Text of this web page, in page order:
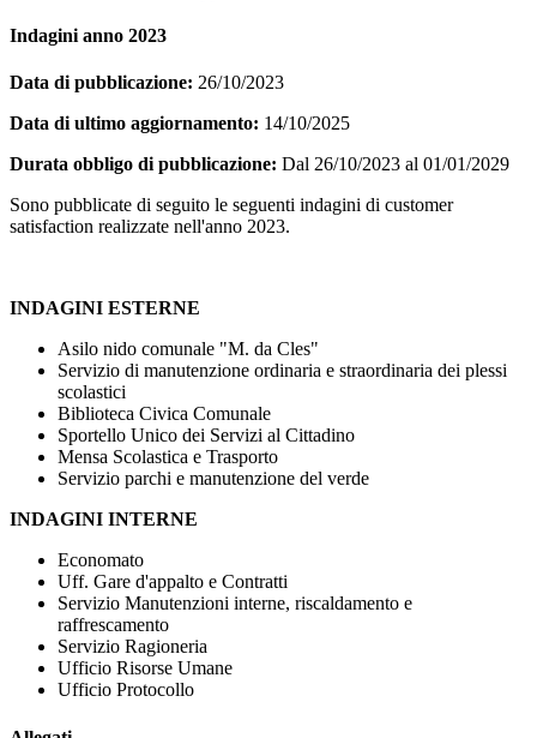
Indagini anno 2023
Data di pubblicazione: 26/10/2023
Data di ultimo aggiornamento: 14/10/2025
Durata obbligo di pubblicazione: Dal 26/10/2023 al 01/01/2029
Sono pubblicate di seguito le seguenti indagini di customer
satisfaction realizzate nell'anno 2023.
INDAGINI ESTERNE
Asilo nido comunale "M. da Cles"
Servizio di manutenzione ordinaria e straordinaria dei plessi
scolastici
Biblioteca Civica Comunale
Sportello Unico dei Servizi al Cittadino
Mensa Scolastica e Trasporto
Servizio parchi e manutenzione del verde
INDAGINI INTERNE
Economato
Uff. Gare d'appalto e Contratti
Servizio Manutenzioni interne, riscaldamento e
raffrescamento
Servizio Ragioneria
Ufficio Risorse Umane
Ufficio Protocollo